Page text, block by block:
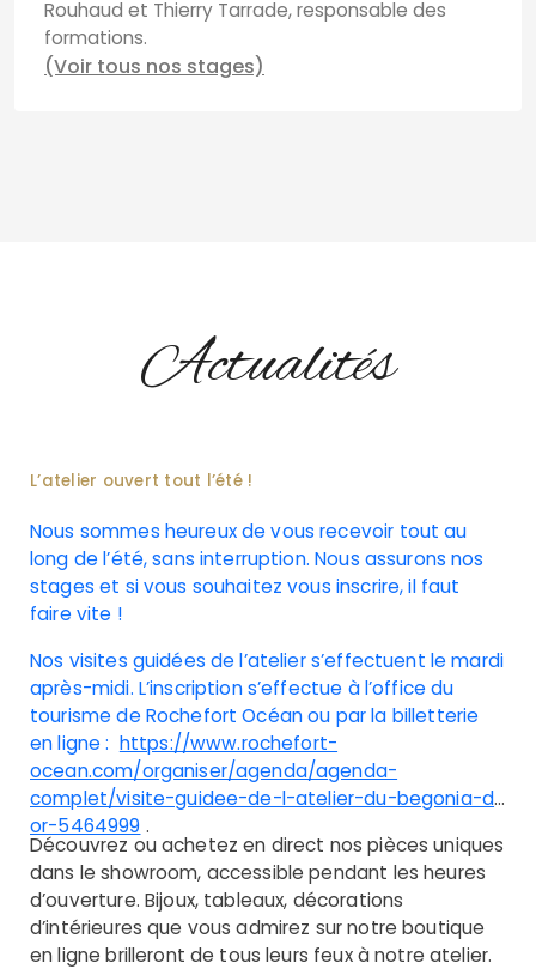
Rouhaud et Thierry Tarrade, responsable des
formations.
(Voir tous nos stages)
Actualités
L’atelier ouvert tout l’été !
Nous sommes heureux de vous recevoir tout au
long de l’été, sans interruption. Nous assurons nos
stages et si vous souhaitez vous inscrire, il faut
faire vite !
Nos visites guidées de l’atelier s’effectuent le mardi
après-midi. L’inscription s’effectue à l’office du
tourisme de Rochefort Océan ou par la billetterie
en ligne : https://www.rochefort-
ocean.com/organiser/agenda/agenda-
complet/visite-guidee-de-l-atelier-du-begonia-d-
or-5464999 .
Découvrez ou achetez en direct nos pièces uniques
dans le showroom, accessible pendant les heures
d’ouverture. Bijoux, tableaux, décorations
d’intérieures que vous admirez sur notre boutique
en ligne brilleront de tous leurs feux à notre atelier.